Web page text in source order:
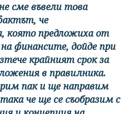
сме въвели това
че
която предложиха от
финансите, дойде при
крайният срок за
в правилника.
пак и ще направим
че ще се съобразим с